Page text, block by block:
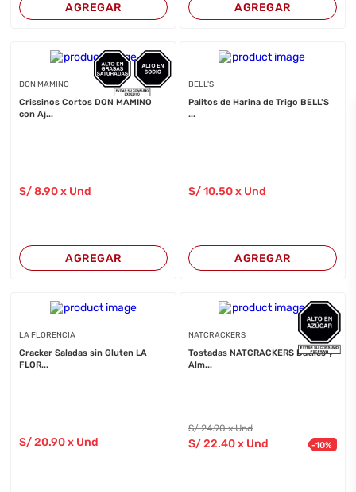
AGREGAR AGREGAR
DON MAMINO
Crissinos Cortos DON MAMINO
con Aj...
S/8.90 x Und
AGREGAR
BELL'S
Palitos de Harina de Trigo BELL'S
...
S/10.50x Und
AGREGAR
LA FLORENCIA
Cracker Saladas sin Gluten LA
FLOR...
S/20.90 x Und
NATCRACKERS
Tostadas NATCRACKERS Datiles y
Alm...
S/24.90 x Und
S/22.40x Und -10%